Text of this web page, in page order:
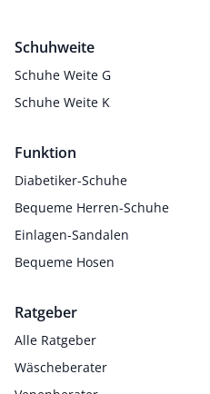
Schuhweite
Schuhe Weite G
Schuhe Weite K
Funktion
Diabetiker-Schuhe
Bequeme Herren-Schuhe
Einlagen-Sandalen
Bequeme Hosen
Ratgeber
Alle Ratgeber
Wäscheberater